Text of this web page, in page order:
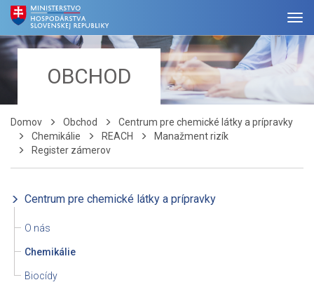
OBCHOD
Domov Obchod
Centrum pre chemické látky a prípravky
Chemikálie
REACH
Manažment rizík
Register zámerov
Centrum pre chemické látky a prípravky
O nás
Chemikálie
Biocídy